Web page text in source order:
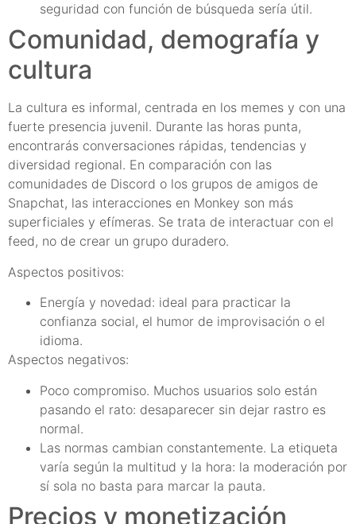
seguridad con función de búsqueda sería útil.
Comunidad, demografía y
cultura
La cultura es informal, centrada en los memes y con una
fuerte presencia juvenil. Durante las horas punta,
encontrarás conversaciones rápidas, tendencias y
diversidad regional. En comparación con las
comunidades de Discord o los grupos de amigos de
Snapchat, las interacciones en Monkey son más
superficiales y efímeras. Se trata de interactuar con el
feed, no de crear un grupo duradero.
Aspectos positivos:
Energía y novedad: ideal para practicar la
confianza social, el humor de improvisación o el
idioma.
Aspectos negativos:
Poco compromiso. Muchos usuarios solo están
pasando el rato: desaparecer sin dejar rastro es
normal.
Las normas cambian constantemente. La etiqueta
varía según la multitud y la hora: la moderación por
sí sola no basta para marcar la pauta.
Precios y monetización